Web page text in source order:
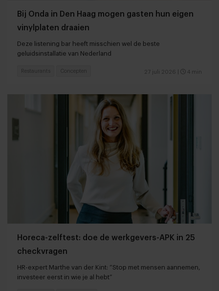
Bij Onda in Den Haag mogen gasten hun eigen
vinylplaten draaien
Deze listening bar heeft misschien wel de beste
geluidsinstallatie van Nederland
27 juli 2026 4 min
Restaurants Concepten
Horeca-zelftest: doe de werkgevers-APK in 25
checkvragen
HR-expert Marthe van der Kint: “Stop met mensen aannemen,
investeer eerst in wie je al hebt”